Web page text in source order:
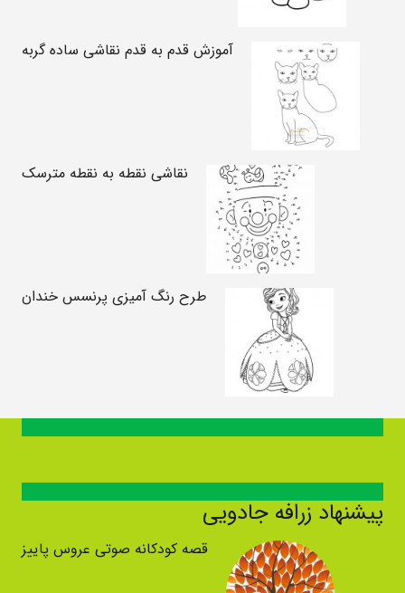
آموزش قدم به قدم نقاشی ساده گربه
نقاشی نقطه به نقطه مترسک
طرح رنگ آمیزی پرنسس خندان
پیشنهاد زرافه جادویی
قصه کودکانه صوتی عروس پاییز